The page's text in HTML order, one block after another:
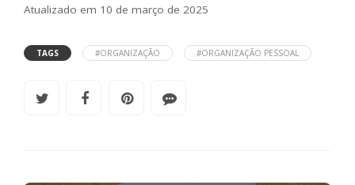
Atualizado em 10 de março de 2025
TAGS #ORGANIZAÇÃO #ORGANIZAÇÃO PESSOAL